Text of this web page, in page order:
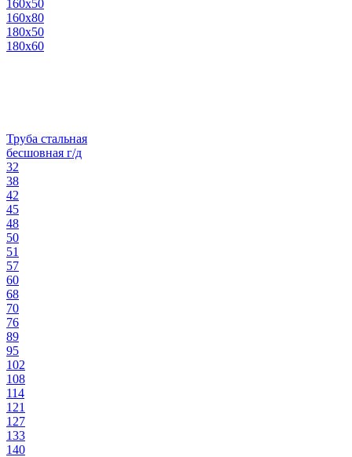
160х50
160х80
180х50
180х60
Труба стальная
бесшовная г/д
32
38
42
45
48
50
51
57
60
68
70
76
89
95
102
108
114
121
127
133
140